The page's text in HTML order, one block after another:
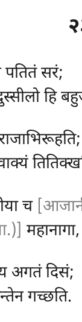
पतितं सरं;
हि
च
अगतं दिसं;
गच्छति.